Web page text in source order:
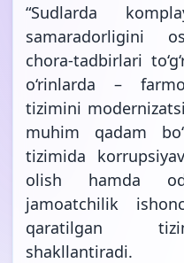
“Sudlarda
samaradorligini
chora-tadbirlari
o‘rinlarda –
tizimini
muhim qadam
tizimida
olish hamda
jamoatchilik
qaratilgan
shakllantiradi.